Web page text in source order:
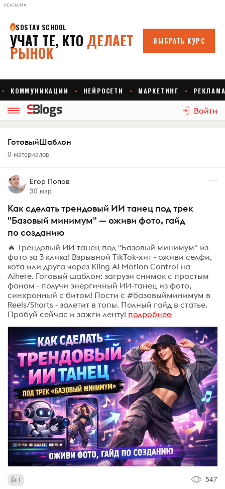
РЕКЛАМА
Войти
ГотовыйШаблон
0 материалов
Егор Попов
30 мар
Как сделать трендовый ИИ танец под трек
"Базовый минимум" — оживи фото, гайд
по созданию
🔥 Трендовый ИИ-танец под "Базовый минимум" из
фото за 3 клика! Взрывной TikTok-хит - оживи селфи,
кота или друга через Kling AI Motion Control на
Aihere. Готовый шаблон: загрузи снимок с простым
фоном - получи энергичный ИИ-танец из фото,
синхронный с битом! Пости с #базовыйминимум в
Reels/Shorts - залетит в топы. Полный гайд в статье.
Пробуй сейчас и зажги ленту! подробнее
1 547